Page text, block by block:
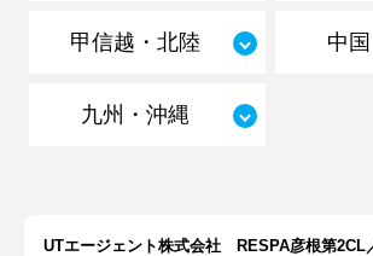
甲信越・北陸 中
九州・沖縄
UTエージェント株式会社 RESPA彦根第2CL